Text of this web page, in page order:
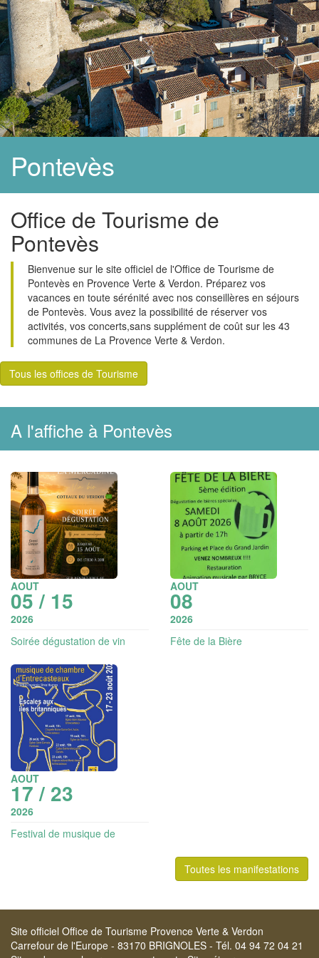
Pontevès
Office de Tourisme de
Pontevès
Bienvenue sur le site officiel de l'Office de Tourisme de
Pontevès en Provence Verte & Verdon. Préparez vos
vacances en toute sérénité avec nos conseillères en séjours
de Pontevès. Vous avez la possibilité de réserver vos
activités, vos concerts,sans supplément de coût sur les 43
communes de La Provence Verte & Verdon.
Tous les offices de Tourisme
A l'affiche à Pontevès
AOUT
05 / 15
2026
Soirée dégustation de vin
AOUT
08
2026
Fête de la Bière
AOUT
17 / 23
2026
Festival de musique de
Toutes les manifestations
Site officiel Office de Tourisme Provence Verte & Verdon
Carrefour de l'Europe - 83170 BRIGNOLES - Tél. 04 94 72 04 21